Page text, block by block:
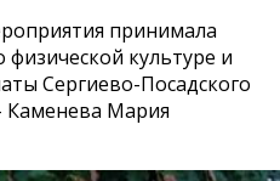
принимала
культуре и
Сергиево-Посадского
Каменева Мария